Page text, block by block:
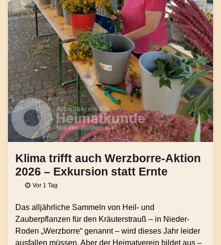
Klima trifft auch Werzborre-Aktion
2026 – Exkursion statt Ernte
Vor 1 Tag
Das alljährliche Sammeln von Heil- und
Zauberpflanzen für den Kräuterstrauß – in Nieder-
Roden „Werzborre“ genannt – wird dieses Jahr leider
ausfallen müssen. Aber der Heimatverein bildet aus –